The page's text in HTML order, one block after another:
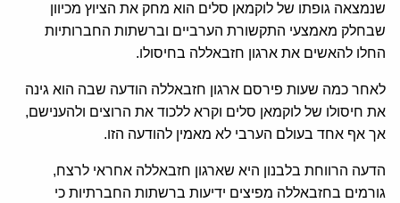
שנמצאה גופתו של לוקמאן סלים הוא מחק את הציוץ מכיוון
שבחלק מאמצעי התקשורת הערביים וברשתות החברותיות
החלו להאשים את ארגון חזבאללה בחיסולו.
לאחר כמה שעות פירסם ארגון חזבאללה הודעה שבה הוא גינה
את חיסולו של לוקמאן סלים וקרא ללכוד את הרוצים ולהענישם,
אך אף אחד בעולם הערבי לא מאמין להודעה הזו.
הדעה הרווחת בלבנון היא שארגון חזבאללה אחראי לרצח,
גורמים בחזבאללה מפיצים ידיעות ברשתות החברתיות כי